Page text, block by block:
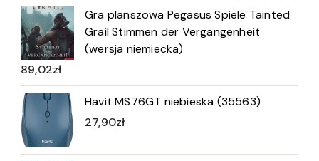
Gra planszowa Pegasus Spiele Tainted
Grail Stimmen der Vergangenheit
(wersja niemiecka)
89,02zł
Havit MS76GT niebieska (35563)
27,90zł